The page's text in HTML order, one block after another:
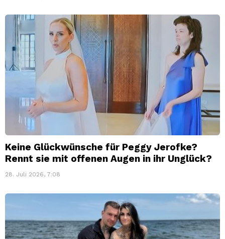
Keine Glückwünsche für Peggy Jerofke?
Rennt sie mit offenen Augen in ihr Unglück?
28. Juli 2026, 7:08